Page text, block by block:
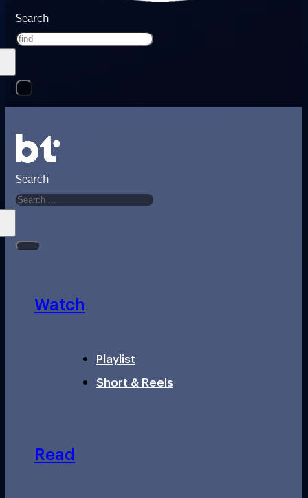
Search
Search
Watch
Playlist
Short & Reels
Read